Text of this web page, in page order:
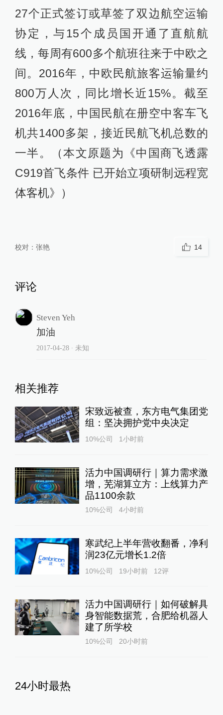
27个正式签订或草签了双边航空运输
协定，与15个成员国开通了直航航
线，每周有600多个航班往来于中欧之
间。2016年，中欧民航旅客运输量约
800万人次，同比增长近15%。截至
2016年底，中国民航在册空中客车飞
机共1400多架，接近民航飞机总数的
一半。（本文原题为《中国商飞透露
C919首飞条件 已开始立项研制远程宽
体客机》）
校对： 张艳 14
评论
Steven Yeh
加油
2017-04-28∙ 未知
相关推荐
宋致远被查，东方电气集团党
组：坚决拥护党中央决定
10%公司 1小时前
活力中国调研行｜算力需求激
增，芜湖算立方：上线算力产
品1100余款
10%公司 4小时前
寒武纪上半年营收翻番，净利
润23亿元增长1.2倍
10%公司 19小时前 12评
活力中国调研行｜如何破解具
身智能数据荒，合肥给机器人
建了所学校
10%公司 20小时前
24小时最热